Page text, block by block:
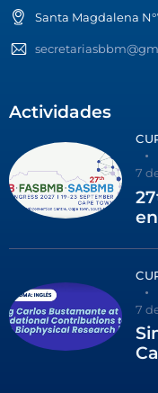
Santa Magdalena
Actividades
7
7